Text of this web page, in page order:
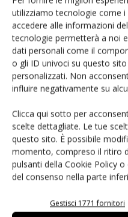
utilizziamo tecnologie come
accedere alle informazioni
tecnologie permetterà a noi
dati personali come il
o gli ID univoci su questo
personalizzati. Non
influire negativamente su
Clicca qui sotto per
scelte dettagliate. Le tue
questo sito. È possibile
momento, compreso il ritiro
pulsanti della Cookie Policy
del consenso nella parte
Gestisci 1771 fornitori
TAG Data Modul
Facebook
ARTICOLI CORRELATI ALTRO
Renesas
MRDIMM